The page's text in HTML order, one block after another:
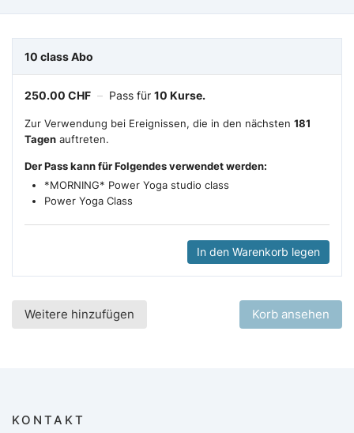
10 class Abo
250.00 CHF – Pass für 10 Kurse.
Zur Verwendung bei Ereignissen, die in den nächsten 181
Tagen auftreten.
Der Pass kann für Folgendes verwendet werden:
*MORNING* Power Yoga studio class
Power Yoga Class
In den Warenkorb legen
Weitere hinzufügen Korb ansehen
KONTAKT